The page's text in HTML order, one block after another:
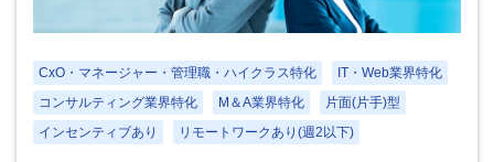
CxO・マネージャー・管理職・ハイクラス特化
IT・Web業界特化
コンサルティング業界特化
M＆A業界特化
片面(片手)型
インセンティブあり
リモートワークあり(週2以下)